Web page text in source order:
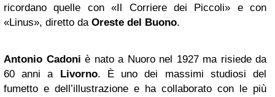
ricordano quelle con «Il Corriere dei Piccoli» e con
«Linus», diretto da Oreste del Buono.
Antonio Cadoni è nato a Nuoro nel 1927 ma risiede da
60 anni a Livorno. È uno dei massimi studiosi del
fumetto e dell’illustrazione e ha collaborato con le più